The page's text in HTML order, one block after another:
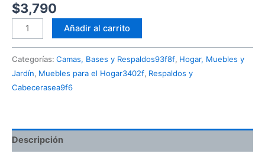
$3,790
Añadir al carrito
Categorías: Camas, Bases y Respaldos93f8f, Hogar, Muebles y
Jardín, Muebles para el Hogar3402f, Respaldos y
Cabecerasea9f6
Descripción